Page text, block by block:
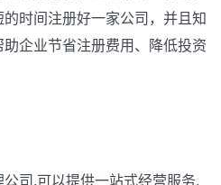
时间注册好一家公司，并且知
企业节省注册费用、降低投资
司,可以提供一站式经营服务,